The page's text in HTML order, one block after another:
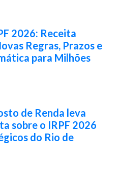
2026: Receita
Regras, Prazos e
para Milhões
de Renda leva
sobre o IRPF 2026
do Rio de